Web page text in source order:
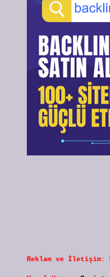
Reklam ve İletişim: